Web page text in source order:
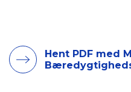
Hent PDF med